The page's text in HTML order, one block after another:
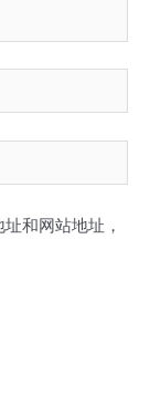
和网站地址，